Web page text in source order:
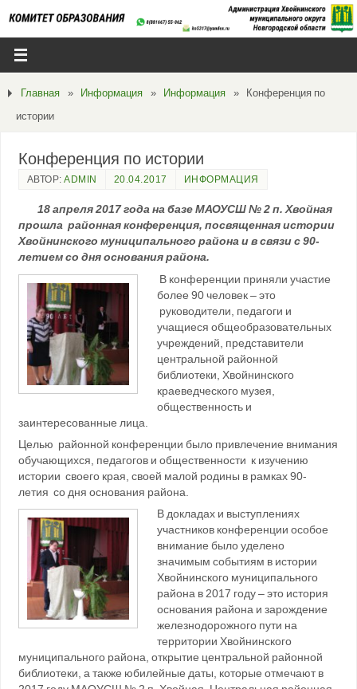
Главная » Информация » Информация »
Конференция по
истории
Конференция по истории
АВТОР:ADMIN 20.04.2017 ИНФОРМАЦИЯ
18 апреля 2017 года на базе МАОУСШ № 2 п. Хвойная
прошла районная конференция, посвященная истории
Хвойнинского муниципального района и в связи с 90-
летием со дня основания района.
В конференции приняли участие
более 90 человек – это
руководители, педагоги и
учащиеся общеобразовательных
учреждений, представители
центральной районной
библиотеки, Хвойнинского
краеведческого музея,
общественность и
заинтересованные лица.
Целью районной конференции было привлечение внимания
обучающихся, педагогов и общественности к изучению
истории своего края, своей малой родины в рамках 90-
летия со дня основания района.
В докладах и выступлениях
участников конференции особое
внимание было уделено
значимым событиям в истории
Хвойнинского муниципального
района в 2017 году – это история
основания района и зарождение
железнодорожного пути на
территории Хвойнинского
муниципального района, открытие центральной районной
библиотеки, а также юбилейные даты, которые отмечают в